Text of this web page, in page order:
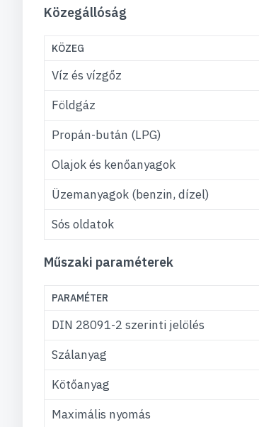
Közegállóság
KÖZEG
Víz és vízgőz
Földgáz
Propán-bután (LPG)
Olajok és kenőanyagok
Üzemanyagok (benzin, dízel)
Sós oldatok
Műszaki paraméterek
PARAMÉTER
DIN 28091-2 szerinti jelölés
Szálanyag
Kötőanyag
Maximális nyomás